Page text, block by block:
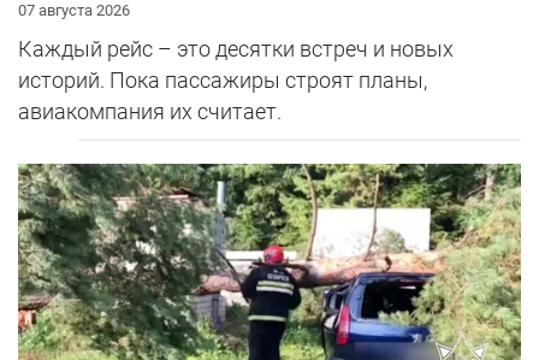
07 августа 2026
Каждый рейс – это десятки встреч и новых
историй. Пока пассажиры строят планы,
авиакомпания их считает.